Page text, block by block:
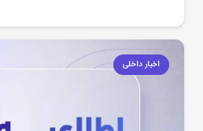
اخبار داخلی